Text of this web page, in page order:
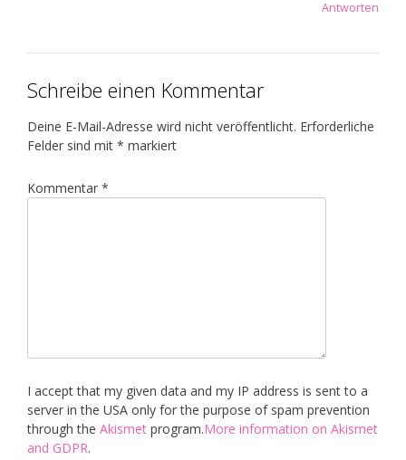
Antworten
Schreibe einen Kommentar
Deine E-Mail-Adresse wird nicht veröffentlicht. Erforderliche
Felder sind mit * markiert
Kommentar *
I accept that my given data and my IP address is sent to a
server in the USA only for the purpose of spam prevention
through the Akismet program.More information on Akismet
and GDPR.